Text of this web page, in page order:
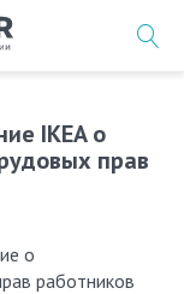
IKEA о
прав
работников